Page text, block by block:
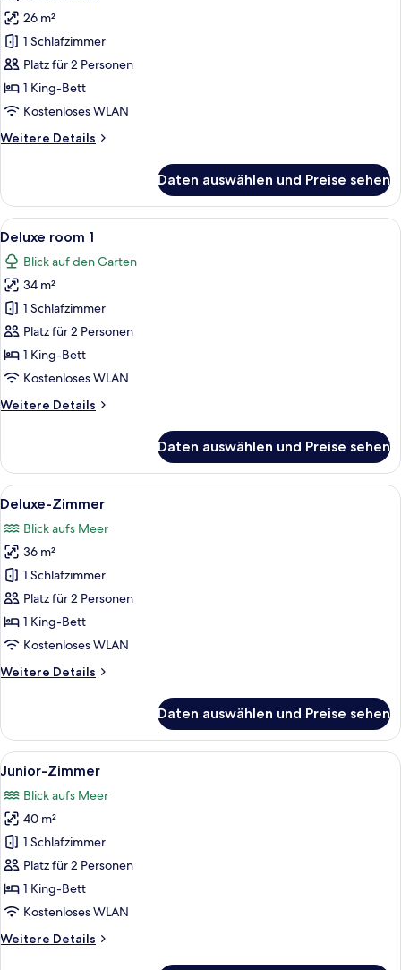
für
Superior
room
anzeigen
26 m²
1 Schlafzimmer
Platz für 2 Personen
1 King-Bett
Kostenloses WLAN
Weitere Details
Weitere
room
Daten auswählen und Preise sehen
Alle
Fotos
für
Deluxe
room
1
anzeigen
Ein Schlafzimmer mit einem großen
5
Deluxe room 1
Blick auf den Garten
34 m²
1 Schlafzimmer
Platz für 2 Personen
1 King-Bett
Kostenloses WLAN
Weitere Details
Weitere
room
Daten auswählen und Preise sehen
Alle
Fotos
für
Deluxe-
Zimmer
anzeigen
Ein Schlafzimmer mit Himmelbett,
5
Deluxe-Zimmer
Blick aufs Meer
36 m²
1 Schlafzimmer
Platz für 2 Personen
1 King-Bett
Kostenloses WLAN
Weitere Details
Weitere
Zimmer
Daten auswählen und Preise sehen
Alle
Fotos
für
Junior-
Zimmer
anzeigen
Ein Schlafzimmer mit Bett,
5
Junior-Zimmer
Blick aufs Meer
40 m²
1 Schlafzimmer
Platz für 2 Personen
1 King-Bett
Kostenloses WLAN
Weitere Details
Weitere